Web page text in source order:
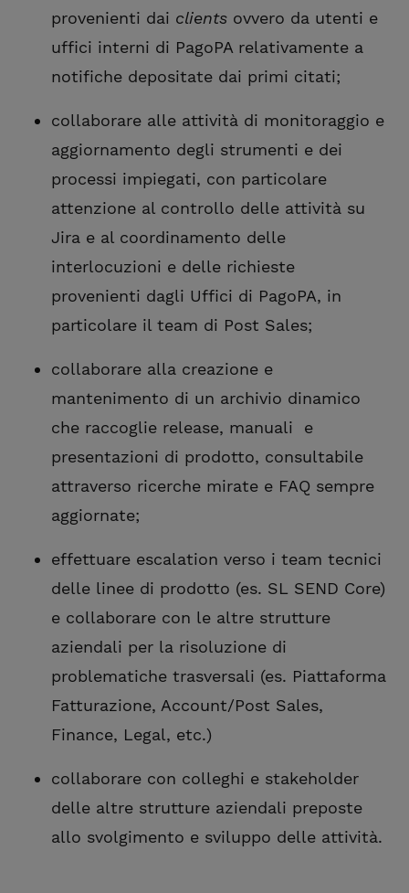
provenienti dai clients ovvero da utenti e
uffici interni di PagoPA relativamente a
notifiche depositate dai primi citati;
collaborare alle attività di monitoraggio e
aggiornamento degli strumenti e dei
processi impiegati, con particolare
attenzione al controllo delle attività su
Jira e al coordinamento delle
interlocuzioni e delle richieste
provenienti dagli Uffici di PagoPA, in
particolare il team di Post Sales;
collaborare alla creazione e
mantenimento di un archivio dinamico
che raccoglie release, manuali e
presentazioni di prodotto, consultabile
attraverso ricerche mirate e FAQ sempre
aggiornate;
effettuare escalation verso i team tecnici
delle linee di prodotto (es. SL SEND Core)
e collaborare con le altre strutture
aziendali per la risoluzione di
problematiche trasversali (es. Piattaforma
Fatturazione, Account/Post Sales,
Finance, Legal, etc.)
collaborare con colleghi e stakeholder
delle altre strutture aziendali preposte
allo svolgimento e sviluppo delle attività.